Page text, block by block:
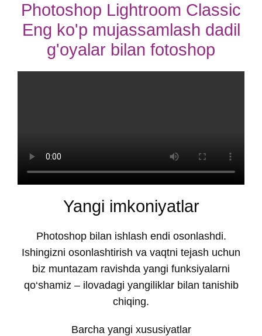
Photoshop Lightroom Classic
Eng ko'p mujassamlash dadil
g'oyalar bilan fotoshop
Yangi imkoniyatlar
Photoshop bilan ishlash endi osonlashdi.
Ishingizni osonlashtirish va vaqtni tejash uchun
biz muntazam ravishda yangi funksiyalarni
qo‘shamiz – ilovadagi yangiliklar bilan tanishib
chiqing.
Barcha yangi xususiyatlar